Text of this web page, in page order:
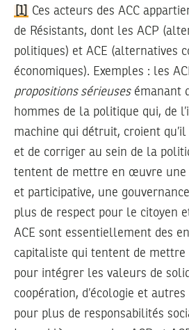
[1]
Ces acteurs des ACC
de Résistants, dont les ACP
politiques) et ACE (alternatives
économiques). Exemples : les
propositions sérieusesémanant
hommes de la politique qui, de
machine qui détruit, croient qu’il
et de corriger au sein de la
tentent de mettre en œuvre une
et participative, une
plus de respect pour le citoyen
ACE sont essentiellement des
capitaliste qui tentent de mettre
pour intégrer les valeurs de
coopération, d’écologie et
pour plus de responsabilités